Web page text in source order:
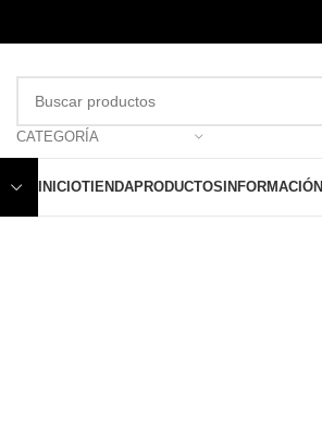
CATEGORÍA
INICIOTIENDAPRODUCTOS INFORMACIÓN